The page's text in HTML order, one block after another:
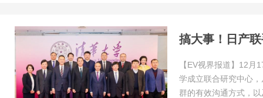
搞大事！日产
【EV视界报道】12
学成立联合研究中心
群的有效沟通方式，